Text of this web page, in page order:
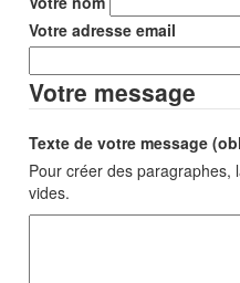
Votre adresse email
Votre message
Texte de votre message
Pour créer des paragraphes,
vides.